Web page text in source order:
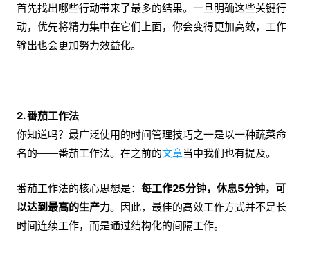
首先找出哪些行动带来了最多的结果。一旦明确这些关键行
动，优先将精力集中在它们上面，你会变得更加高效，工作
输出也会更加努力效益化。
2. 番茄工作法
你知道吗？最广泛使用的时间管理技巧之一是以一种蔬菜命
名的——番茄工作法。在之前的文章当中我们也有提及。
番茄工作法的核心思想是： 每工作25分钟，休息5分钟，可
以达到最高的生产力。因此，最佳的高效工作方式并不是长
时间连续工作，而是通过结构化的间隔工作。